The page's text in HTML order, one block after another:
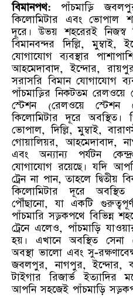
বিমানপথ: পাঁচমাড়ি
কিলোমিটার এবং ভোপাল
দূরে। উভয় শহরেরই নিজস্ব
বিমানবন্দর দিল্লি, মুম্বাই,
যোগাযোগ ব্যবস্থার
আহমেদাবাদ, ইন্দোর,
সরাসরি বিমান যোগাযোগ
পাঁচমাড়ির নিকটতম রেলওয়ে
স্টেশন (রেলওয়ে
কিলোমিটার দূরে অবস্থিত।
ভোপাল, দিল্লি, মুম্বাই,
গোয়ালিয়র, আহমেদাবাদ,
এবং অন্যান্য পর্যটন
যোগাযোগ রয়েছে। যদি
ট্রেন না পান, তাহলে
কিলোমিটার দূরে
পৌঁছানো, যা একটি
পাঁচমারি সড়কপথে বিভিন্ন
ট্রেনে এলেও, পাঁচমাড়ি
হয়। এখানে অবস্থিত সেনা
অবস্থা ভালো এবং সু-
জবলপুর, নাগপুর, ইন্দোর,
টাইগার রিজার্ভ ইত্যাদির
আপনি সহজেই পাঁচমাড়ি